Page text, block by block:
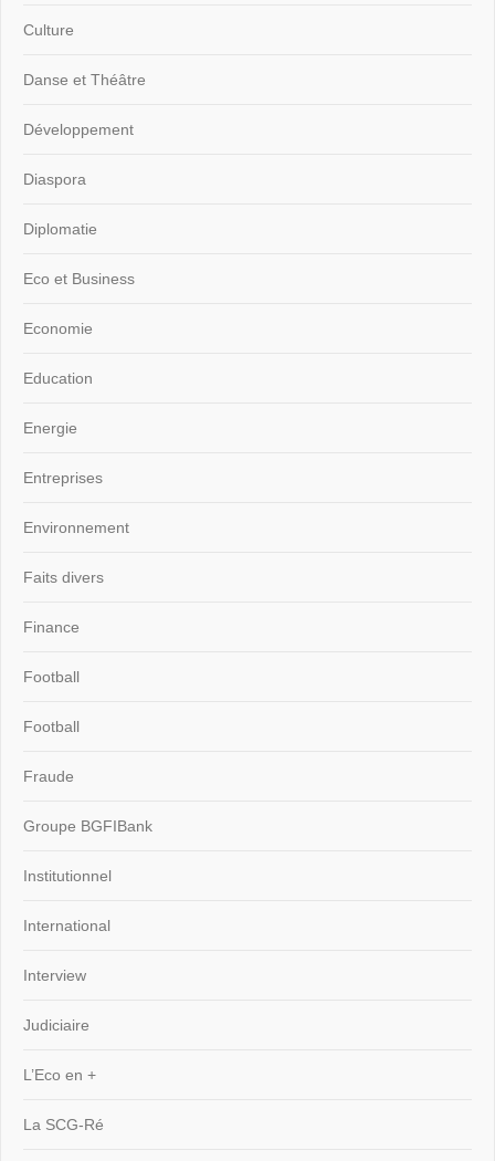
Culture
Danse et Théâtre
Développement
Diaspora
Diplomatie
Eco et Business
Economie
Education
Energie
Entreprises
Environnement
Faits divers
Finance
Football
Football
Fraude
Groupe BGFIBank
Institutionnel
International
Interview
Judiciaire
L’Eco en +
La SCG-Ré